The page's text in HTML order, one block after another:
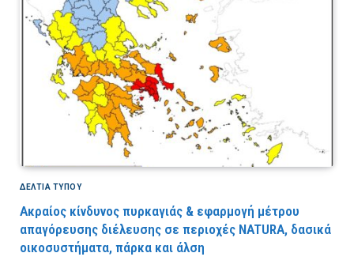
ΔΕΛΤΙΑ ΤΥΠΟΥ
Ακραίος κίνδυνος πυρκαγιάς & εφαρμογή μέτρου
απαγόρευσης διέλευσης σε περιοχές NATURA, δασικά
οικοσυστήματα, πάρκα και άλση